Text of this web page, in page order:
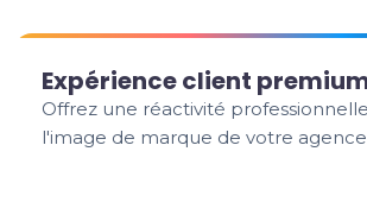
Expérience client
Offrez une réactivité
l'image de marque de votre